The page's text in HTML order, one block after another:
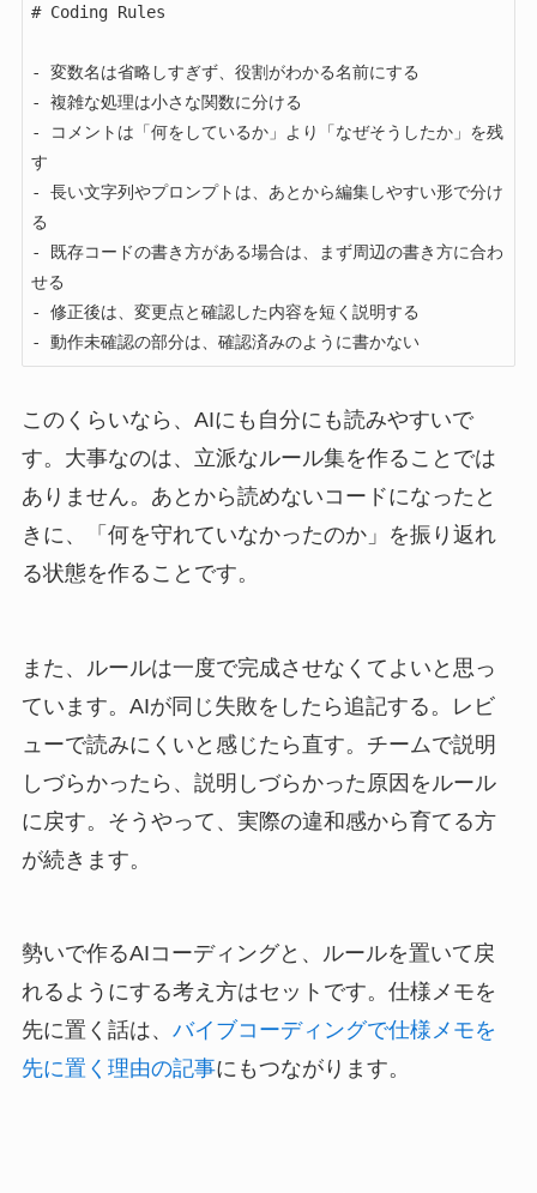
# Coding Rules
- 変数名は省略しすぎず、役割がわかる名前にする
- 複雑な処理は小さな関数に分ける
- コメントは「何をしているか」より「なぜそうしたか」を残
す
- 長い文字列やプロンプトは、あとから編集しやすい形で分け
る
- 既存コードの書き方がある場合は、まず周辺の書き方に合わ
せる
- 修正後は、変更点と確認した内容を短く説明する
- 動作未確認の部分は、確認済みのように書かない
このくらいなら、AIにも自分にも読みやすいで
す。大事なのは、立派なルール集を作ることでは
ありません。あとから読めないコードになったと
きに、「何を守れていなかったのか」を振り返れ
る状態を作ることです。
また、ルールは一度で完成させなくてよいと思っ
ています。AIが同じ失敗をしたら追記する。レビ
ューで読みにくいと感じたら直す。チームで説明
しづらかったら、説明しづらかった原因をルール
に戻す。そうやって、実際の違和感から育てる方
が続きます。
勢いで作るAIコーディングと、ルールを置いて戻
れるようにする考え方はセットです。仕様メモを
先に置く話は、 バイブコーディングで仕様メモを
先に置く理由の記事にもつながります。